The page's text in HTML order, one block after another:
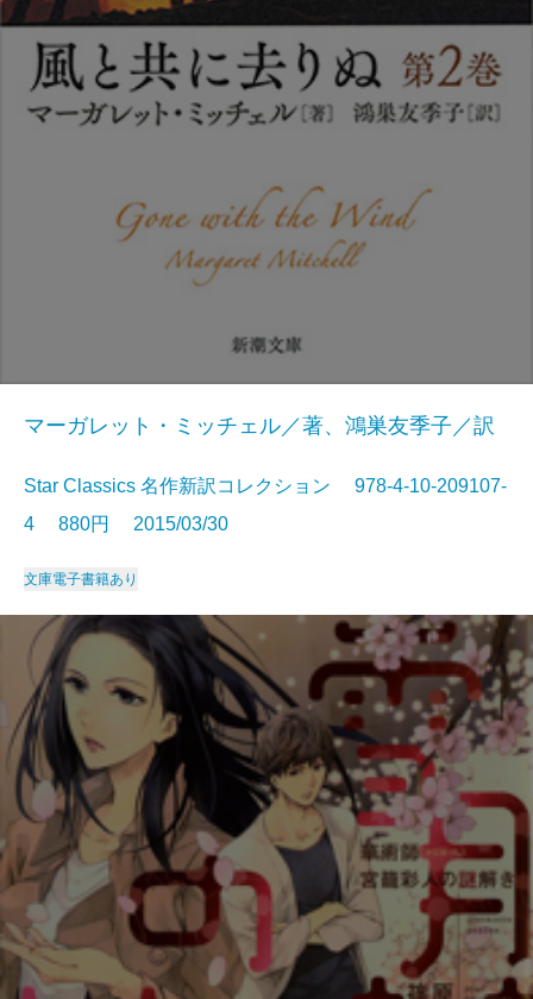
マーガレット・ミッチェル／著、鴻巣友季子／訳
Star Classics 名作新訳コレクション 978-4-10-209107-
4 880円 2015/03/30
文庫電子書籍あり